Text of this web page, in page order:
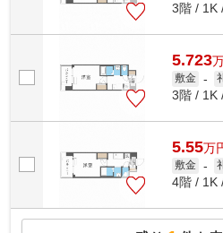
3階 / 1K
5.723
敷金 -
3階 / 1K
5.55万
敷金 -
4階 / 1K